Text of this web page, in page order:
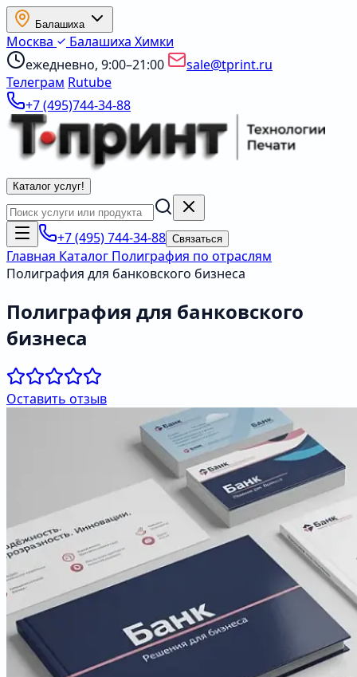
Балашиха
Москва Балашиха Химки
ежедневно, 9:00–21:00
sale@tprint.ru
Телеграм Rutube
+7 (495)744-34-88
Каталог услуг!
+7 (495) 744-34-88 Связаться
Главная Каталог Полиграфия по отраслям
Полиграфия для банковского бизнеса
Полиграфия для банковского
бизнеса
Оставить отзыв